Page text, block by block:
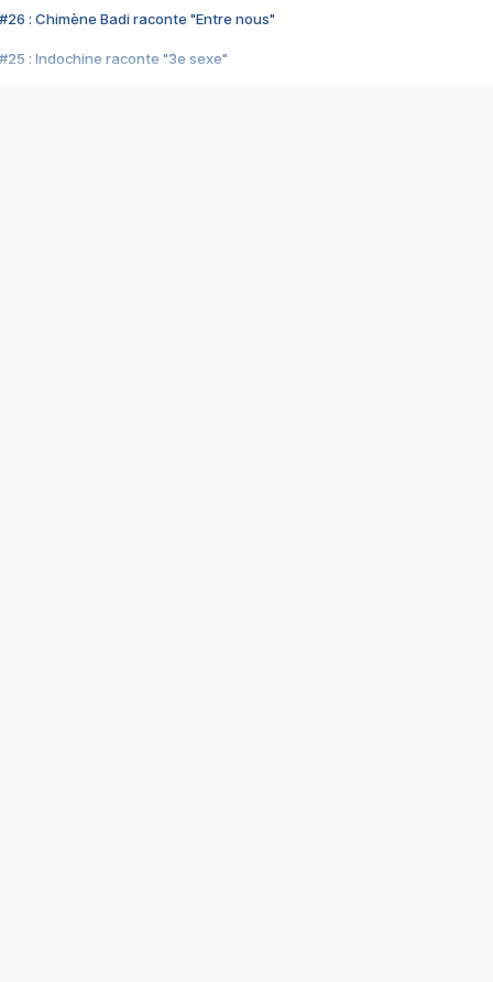
#26 : Chimène Badi raconte "Entre nous"
#25 : Indochine raconte "3e sexe"